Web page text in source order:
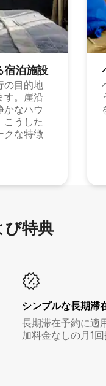
宿⁠泊施⁠設
の目的地
す。崖沿
かなハウ
こうした
クな特徴
び特⁠典
シンプルな長期滞
長期滞在予約に適
加料金なしの月1